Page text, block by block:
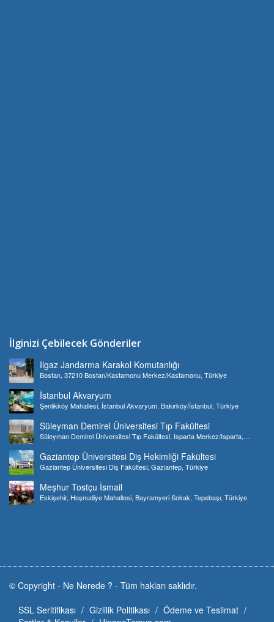
İlginizi Çebilecek Gönderiler
Ilgaz Jandarma Karakol Komutanlığı
Bostan, 37210 Bostan/Kastamonu Merkez/Kastamonu, Türkiye
İstanbul Akvaryum
Şenlikköy Mahallesi, İstanbul Akvaryum, Bakırköy/İstanbul, Türkiye
Süleyman Demirel Üniversitesi Tıp Fakültesi
Süleyman Demirel Üniversitesi Tıp Fakültesi, Isparta Merkez/Isparta,
Gaziantep Üniversitesi Diş Hekimliği Fakültesi
Gaziantep Üniversitesi Diş Fakültesi, Gaziantep, Türkiye
Meşhur Tostçu İsmail
Eskişehir, Hoşnudiye Mahallesi, Bayramyeri Sokak, Tepebaşı, Türkiye
© Copyright - Ne Nerede ? - Tüm hakları saklıdır.
SSL Seritifikası
Gizlilik Politikası
Ödeme ve Teslimat